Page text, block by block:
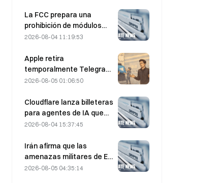
La FCC prepara una
prohibición de módulos
ópticos chinos para
se enfrenta a un impacto
del 27% en su cuota de
mercado
2026-08-04 11:19:53
Apple retira
temporalmente Telegram
por CSAM; Dúrov lo niega
«ataque de seguridad»
2026-08-05 01:06:50
Cloudflare lanza billeteras
para agentes de IA que
permiten realizar pagos
el 4 de agosto
2026-08-04 15:37:45
Irán afirma que las
amenazas militares de EE.
UU. retrasan el acuerdo
2026-08-05 04:35:14